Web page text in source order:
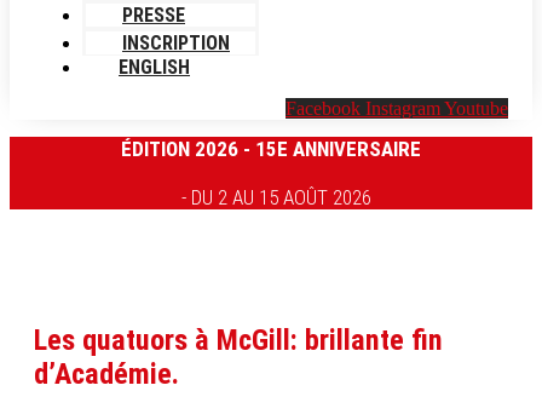
PRESSE
INSCRIPTION
ENGLISH
Facebook InstagramYoutube
ÉDITION 2026 - 15E ANNIVERSAIRE
- DU 2 AU 15 AOÛT 2026
Les quatuors à McGill: brillante fin
d’Académie.